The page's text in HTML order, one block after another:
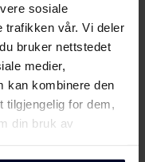
sosiale
trafikken vår. Vi deler
bruker nettstedet
medier,
kan kombinere den
for dem,
din bruk av